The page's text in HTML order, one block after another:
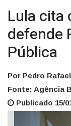
Lula cita
defende
Pública
Por Pedro
Fonte: Agência
Publicado 15/